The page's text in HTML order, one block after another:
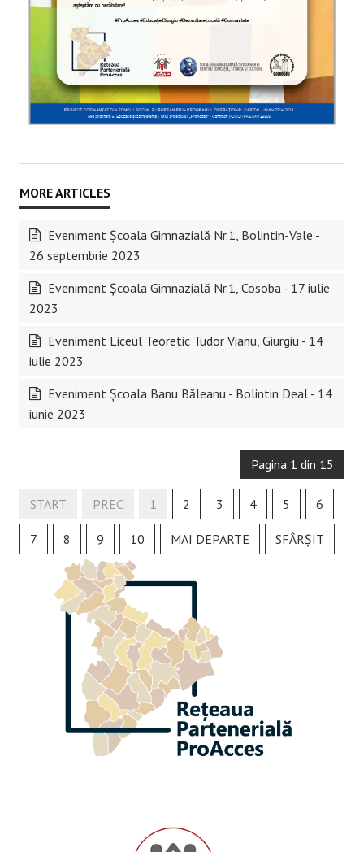
Eveniment Școala Gimnazială Nr.1, Bolintin-Vale -
26 septembrie 2023
Eveniment Școala Gimnazială Nr.1, Cosoba - 17 iulie
2023
Eveniment Liceul Teoretic Tudor Vianu, Giurgiu - 14
iulie 2023
Eveniment Școala Banu Băleanu - Bolintin Deal - 14
iunie 2023
Pagina 1 din 15
START PREC 1 2 3 4 5 6
7 8 9 10 MAI DEPARTE SFÂRȘIT